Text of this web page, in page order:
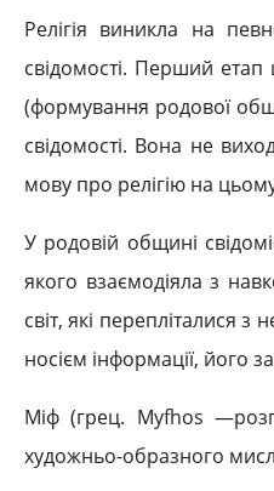
Релігія виникла на
свідомості. Перший
(формування родової
свідомості. Вона не
мову про релігію на
У родовій общині
якого взаємодіяла з
світ, які перепліталися
носієм інформації, його
Міф (грец. Myfhos
художньо-образного